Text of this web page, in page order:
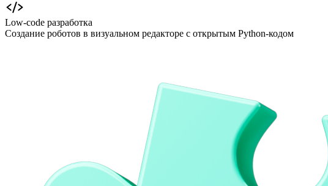
Low-code разработка
Создание роботов в визуальном редакторе с открытым Python-кодом